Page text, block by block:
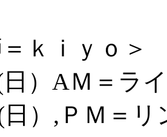
ｋｉｙｏ＞
） AＭ ＝ ラ
） , ＰＭ ＝ リ